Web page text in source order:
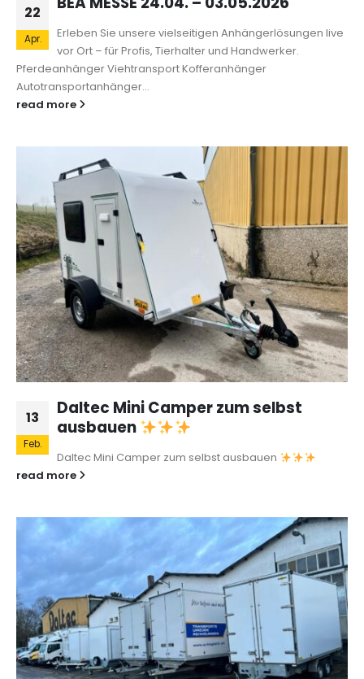
22
Apr.
Erleben Sie unsere vielseitigen Anhängerlösungen live
vor Ort – für Profis, Tierhalter und Handwerker.
Pferdeanhänger Viehtransport Kofferanhänger
Autotransportanhänger...
read more
13
Feb.
Daltec Mini Camper zum selbst
ausbauen
Daltec Mini Camper zum selbst ausbauen
read more